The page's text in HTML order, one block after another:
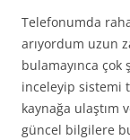
Telefonumda
arıyordum uzun
bulamayınca çok
inceleyip sistemi
kaynağa ulaştım
güncel bilgilere